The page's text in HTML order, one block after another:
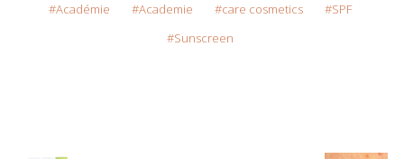
Académie Academie care cosmetics
SPF
Sunscreen